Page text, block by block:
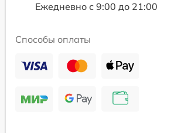
Ежедневно с 9:00 до 21:00
Способы оплаты